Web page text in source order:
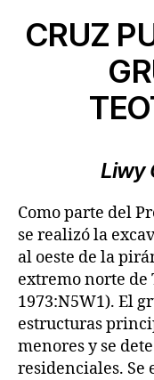
CRUZ
Liwy
Como parte del
se realizó la
al oeste de la
extremo norte
1973:N5W1). El
estructuras
menores y se
residenciales. Se